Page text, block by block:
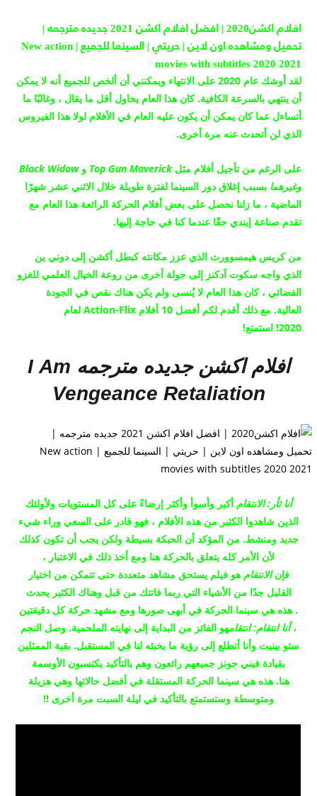
افلام اكشن2020 | افضل افلام اكشن 2021 جديده مترجمه |
تحميل ومشاهده اون لاين | حريتي | السينما للجميع | New action
movies with subtitles 2020 2021
لقد أوشك عام 2020 على الانتهاء ويمكنني أن ألخص للجميع أنه لا يمكن
أن ينتهي بالسرعة الكافية.كان هذا العام يحاول أقل ما يقال ، وغالبًا ما
أتساءل عما كان يمكن أن يكون عليه العام في الأفلام لولا هذا الفيروس
الذي لن أتحدث عنه مرة أخرى.
على الرغم من تأجيلأفلام مثل Top Gun Maverick وBlack Widow
وغيرهما بسبب إغلاق دور السينما لفترة طويلة خلال الاثني عشر شهرًا
الماضية ، ما زلنا نحصل على بعض أفلام الحركة الرائعة هذا العام مع
تقدم صناعة إيندي حقًا عندما كنا في حاجة إليها.
من كريس هيمسوورث الذي عزز مكانته كبطل أكشن إلى دوني ين
الذي واجه سكوت آدكنز إلى جولة أخرى من روعة الخيال العلمي للغزو
الفضائي ، كان هذا العام لا يُنسى ولم يكن هناك نقص في الجودة
العالية.
مع ذلك أقدم لكم أفضل 10 أفلام Action-Flix لعام
2020! استمتع!
افلام اكشن جديده مترجمه I Am
Vengeance Retaliation
أنا ثأر: الانتقام أكبر وأسوأ وأكثر إرضاءً على كل المستويات ولأولئك
الذين شاهدوا الكثير من هذه الأفلام ، فهو قادر على السعي وراء شيء
جديد ومنشط. من المؤكد أن الحبكة بسيطة ولكن يجب أن تكون كذلك
لأن الأمر كله يتعلق بالحركة هنا ومع أخذ ذلك في الاعتبار ،
فإنالانتقام هو فيلم يستحق مشاهد متعددة حتى تتمكن من اختيار
القليل جدًا من الأشياء التي ربما فاتتك من قبل وهناك الكثير يحدث
. هذه هي سينما الحركة في أبهى صورها ومع مشهد حركة كل دقيقتين
،أنا انتقام: انتقامهو الفائز من البداية إلى نهايته الملحمية. وصل النجم
ستو بينيت وأنا أتطلع إلى رؤية ما يخبئه لنا في المستقبل. بقية الممثلين
بقيادة فيني جونز جميعهم رائعون وهم بالتأكيد يكتسبون الأوسمة
هنا.هذه هي سينما الحركة المستقلة في أفضل حالاتها وهي هزيلة
ومتوسطة وستستمتع بالتأكيد في ليلة السبت مرة أخرى !!